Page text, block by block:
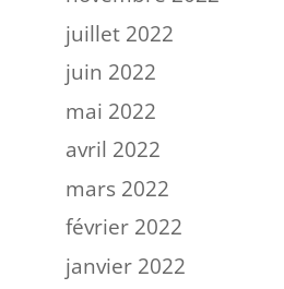
juillet 2022
juin 2022
mai 2022
avril 2022
mars 2022
février 2022
janvier 2022